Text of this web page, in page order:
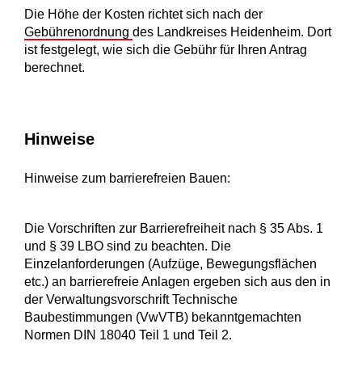
Die Höhe der Kosten richtet sich nach der
Gebührenordnung des Landkreises Heidenheim. Dort
ist festgelegt, wie sich die Gebühr für Ihren Antrag
berechnet.
Hinweise
Hinweise zum barrierefreien Bauen:
Die Vorschriften zur Barrierefreiheit nach § 35 Abs. 1
und § 39 LBO sind zu beachten. Die
Einzelanforderungen (Aufzüge, Bewegungsflächen
etc.) an barrierefreie Anlagen ergeben sich aus den in
der Verwaltungsvorschrift Technische
Baubestimmungen (VwVTB) bekanntgemachten
Normen DIN 18040 Teil 1 und Teil 2.